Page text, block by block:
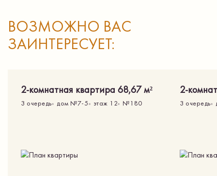
ВОЗМОЖНО ВАС
ЗАИНТЕРЕСУЕТ:
2-комнатная квартира 68,67 м²
3 очередь дом №7-5 этаж 12 № 180
2-
3 очередь